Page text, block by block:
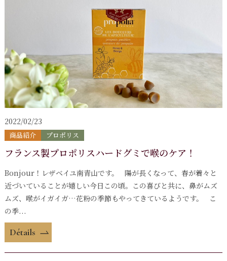
2022/02/23
商品紹介 プロポリス
フランス製プロポリスハードグミで喉のケア！
Bonjour！レザベイユ南青山です。 陽が長くなって、春が着々と
近づいていることが嬉しい今日この頃。この喜びと共に、鼻がムズ
ムズ、喉がイガイガ…花粉の季節もやってきているようです。 こ
の季...
Détails